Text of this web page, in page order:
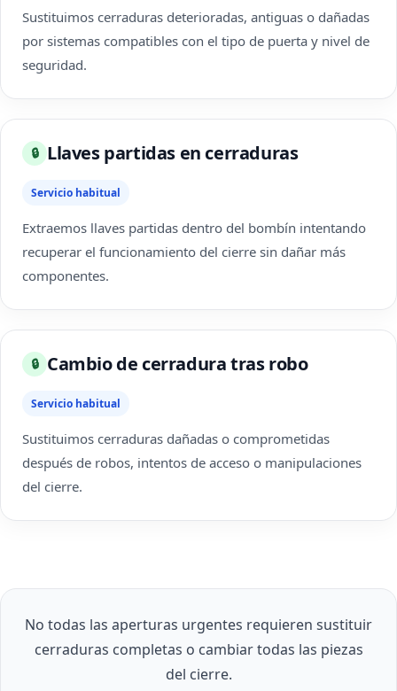
Sustituimos cerraduras deterioradas, antiguas o dañadas
por sistemas compatibles con el tipo de puerta y nivel de
seguridad.
🔒 Llaves partidas en cerraduras
Servicio habitual
Extraemos llaves partidas dentro del bombín intentando
recuperar el funcionamiento del cierre sin dañar más
componentes.
🔒 Cambio de cerradura tras robo
Servicio habitual
Sustituimos cerraduras dañadas o comprometidas
después de robos, intentos de acceso o manipulaciones
del cierre.
No todas las aperturas urgentes requieren sustituir
cerraduras completas o cambiar todas las piezas
del cierre.